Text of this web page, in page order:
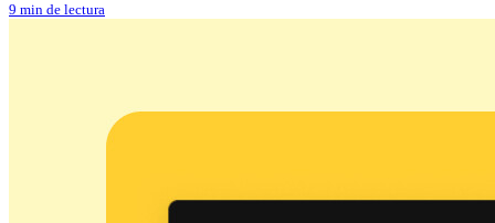
9 min de lectura